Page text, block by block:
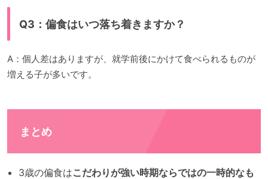
Q3：偏食はいつ落ち着きますか？
A：個人差はありますが、就学前後にかけて食べられるものが
増える子が多いです。
まとめ
3歳の偏食はこだわりが強い時期ならではの一時的なも